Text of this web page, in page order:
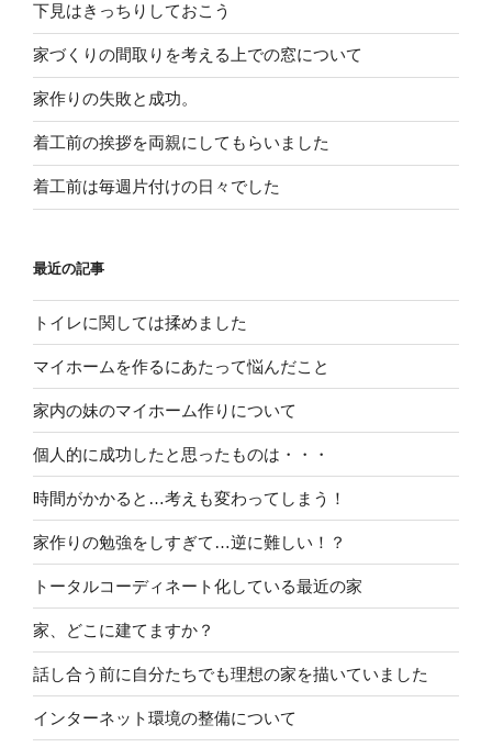
下見はきっちりしておこう
家づくりの間取りを考える上での窓について
家作りの失敗と成功。
着工前の挨拶を両親にしてもらいました
着工前は毎週片付けの日々でした
最近の記事
トイレに関しては揉めました
マイホームを作るにあたって悩んだこと
家内の妹のマイホーム作りについて
個人的に成功したと思ったものは・・・
時間がかかると…考えも変わってしまう！
家作りの勉強をしすぎて…逆に難しい！？
トータルコーディネート化している最近の家
家、どこに建てますか？
話し合う前に自分たちでも理想の家を描いていました
インターネット環境の整備について